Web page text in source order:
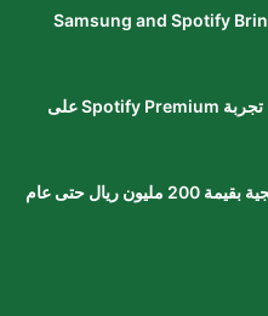
Samsung and Spotify
سامسونج وSpotify تتعاونان لإتاحة تجربة Spotify Premium على
ريف والهلال يوقعان شراكة استراتيجية بقيمة 200 مليون ريال حتى عام